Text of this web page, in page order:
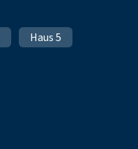
Haus 5